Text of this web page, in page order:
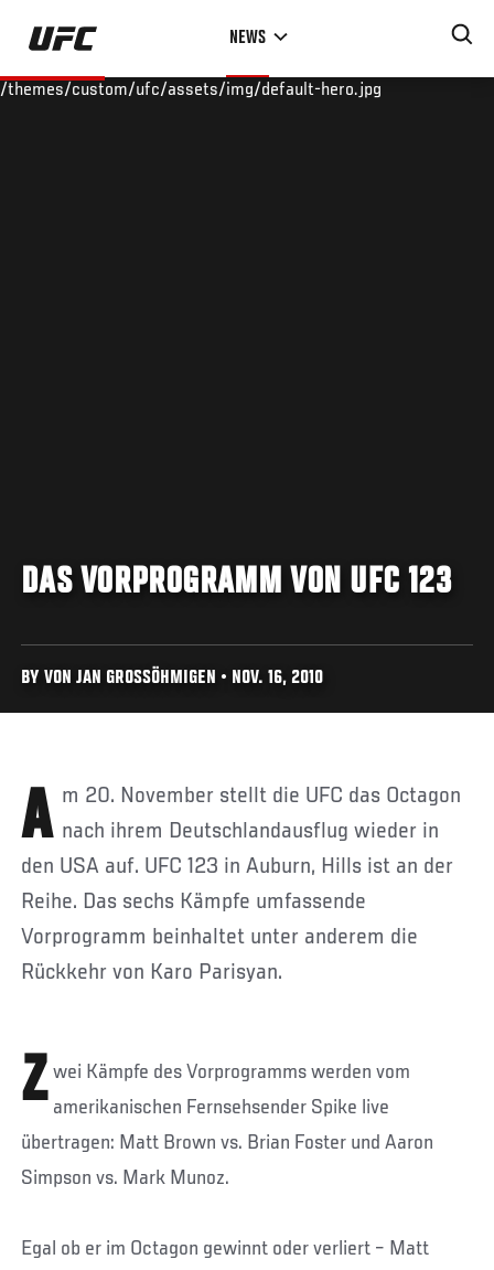
Skip
main
NEWS
/themes/custom/ufc/assets/img/default-hero.jpg
DAS VORPROGRAMM VON UFC 123
BY VON JAN GROSSÖHMIGEN • NOV. 16, 2010
Am 20. November stellt die UFC das Octagon nach ihrem Deutschlandausflug wieder in
den USA auf. UFC 123 in Auburn, Hills ist an der
Reihe. Das sechs Kämpfe umfassende
Vorprogramm beinhaltet unter anderem die
Rückkehr von Karo Parisyan.
Z wei Kämpfe des Vorprogramms werden vom
amerikanischen Fernsehsender Spike live
übertragen: Matt Brown vs. Brian Foster und Aaron
Simpson vs. Mark Munoz.
Egal ob er im Octagon gewinnt oder verliert – Matt